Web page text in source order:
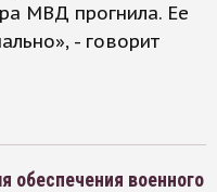
МВД прогнила. Ее
- говорит
обеспечения военного